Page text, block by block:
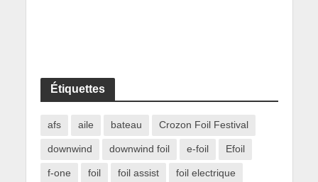
Étiquettes
afs aile bateau Crozon Foil Festival
downwind downwind foil e-foil Efoil
f-one foil foil assist foil electrique